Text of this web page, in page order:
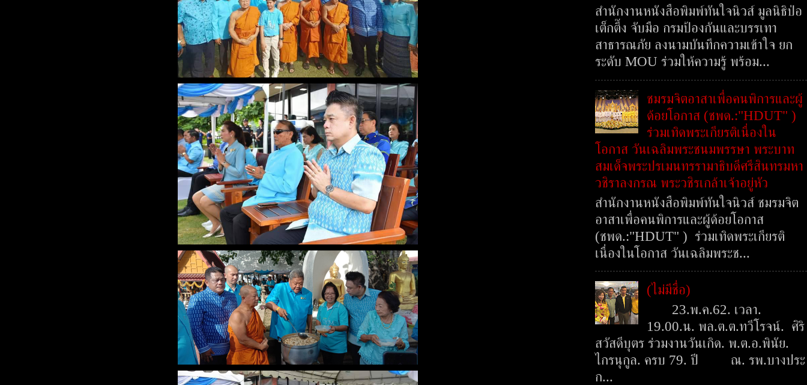
สำนักงานหนังสือพิมพ์ทันใจนิวส์ มูลนิธิป่อ
เต็กตึ๊ง จับมือ กรมป้องกันและบรรเทา
สาธารณภัย ลงนามบันทึกความเข้าใจ ยก
ระดับ MOU ร่วมให้ความรู้ พร้อม...
ชมรมจิตอาสาเพื่อคนพิการและผู้
ด้อยโอกาส (ชพด.:"HDUT" )
ร่วมเทิดพระเกียรติเนื่องใน
โอกาส วันเฉลิมพระชนมพรรษา พระบาท
สมเด็จพระปรเมนทรรามาธิบดีศรีสินทรมหา
วชิราลงกรณ พระวชิรเกล้าเจ้าอยู่หัว
สำนักงานหนังสือพิมพ์ทันใจนิวส์ ชมรมจิต
อาสาเพื่อคนพิการและผู้ด้อยโอกาส
(ชพด.:"HDUT" ) ร่วมเทิดพระเกียรติ
เนื่องในโอกาส วันเฉลิมพระช...
(ไม่มีชื่อ)
23.พ.ค.62. เวลา.
19.00.น. พล.ต.ต.ทวีโรจน์. ศิริ
สวัสดีบุตร ร่วมงานวันเกิด. พ.ต.อ.พินัย.
ไกรนุกูล. ครบ 79. ปี ณ. รพ.บางประ
ก...